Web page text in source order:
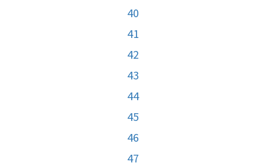
40
41
42
43
44
45
46
47